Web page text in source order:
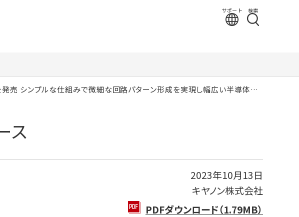
サポート 検索
シンプルな仕組みで微細な回路パターン形成を実現し幅広い半導体製造を実現
ス
2023年10月13日
キヤノン株式会社
PDFダウンロード（1.79MB）